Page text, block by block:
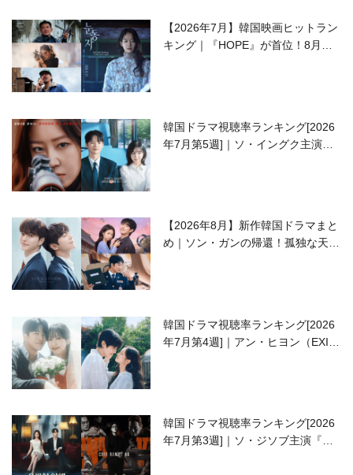
【2026年7月】韓国映画ヒットラン
キング｜『HOPE』が首位！8月公
韓国ドラマ視聴率ランキング[2026
年7月第5週]｜ソ・イングク主演の
【2026年8月】新作韓国ドラマまと
め｜ソン・ガンの帰還！孤独な天才
韓国ドラマ視聴率ランキング[2026
年7月第4週]｜アン・ヒヨン（EXID
韓国ドラマ視聴率ランキング[2026
年7月第3週]｜ソ・ジソブ主演『エ